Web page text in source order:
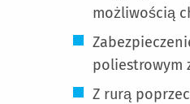
możliwością
poliestrowym
Z rurą